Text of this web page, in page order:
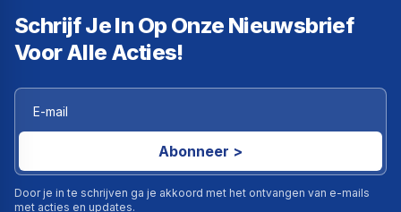
Schrijf Je In Op Onze Nieuwsbrief
Voor Alle Acties!
Abonneer >
Door je in te schrijven ga je akkoord met het ontvangen van e-mails
met acties en updates.